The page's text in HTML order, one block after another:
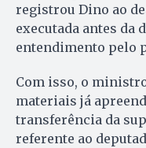
registrou Dino ao
executada antes da
entendimento pelo
Com isso, o
materiais já
transferência da
referente ao